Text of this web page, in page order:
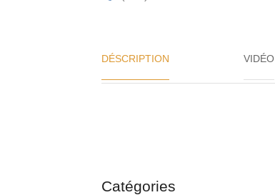
DÉSCRIPTION VIDÉO
Catégories